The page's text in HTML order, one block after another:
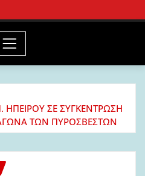
ΗΠΕΙΡΟΥ ΣΕ ΣΥΓΚΕΝΤΡΩΣΗ
ΤΩΝ ΠΥΡΟΣΒΕΣΤΩΝ